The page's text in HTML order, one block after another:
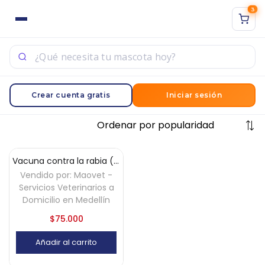
3
Crear cuenta gratis Iniciar sesión
Mostrando el único resultado
Vacuna contra la rabia (perros y gatos) a domicilio – Medellín
Vendido por: Maovet -
Servicios Veterinarios a
Domicilio en Medellín
$75.000
Añadir al carrito
Ingrese su nombre de usuario y contraseña para iniciar
sesión.
Acuérdate de mí